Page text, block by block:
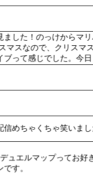
ました！のっけからマ
マスなので、クリスマ
ブって感じでした。今
信めちゃくちゃ笑いま
ュエルマップってお
す。